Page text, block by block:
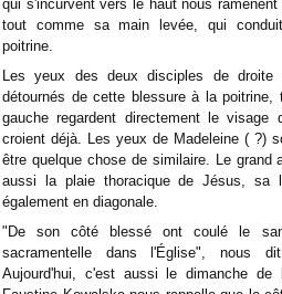
qui s'incurvent vers le haut nous
tout comme sa main levée, qui
poitrine.
Les yeux des deux disciples de
détournés de cette blessure à la
gauche regardent directement le
croient déjà. Les yeux de Madeleine ( ?)
être quelque chose de similaire. Le grand
aussi la plaie thoracique de Jésus, sa
également en diagonale.
"De son côté blessé ont coulé le
sacramentelle dans l'Église", nous
Aujourd'hui, c'est aussi le dimanche